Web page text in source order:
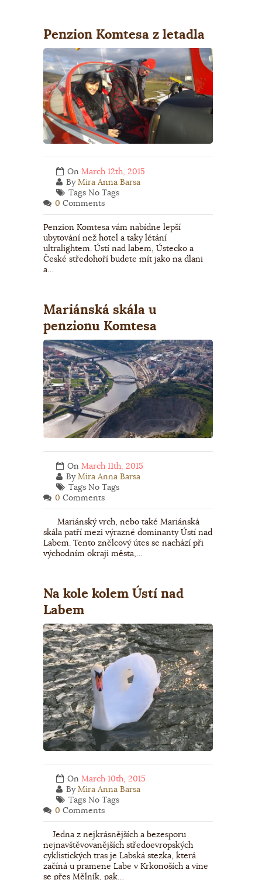
Penzion Komtesa z letadla
On March 12th, 2015
ByMira Anna Barsa
Tags No Tags
0 Comments
Penzion Komtesa vám nabídne lepší
ubytování než hotel a taky létání
ultralightem. Ústí nad labem, Ústecko a
České středohoří budete mít jako na dlani
a…
Mariánská skála u
penzionu Komtesa
On March 11th, 2015
ByMira Anna Barsa
Tags No Tags
0 Comments
Mariánský vrch, nebo také Mariánská
skála patří mezi výrazné dominanty Ústí nad
Labem. Tento znělcový útes se nachází při
východním okraji města,…
Na kole kolem Ústí nad
Labem
On March 10th, 2015
ByMira Anna Barsa
Tags No Tags
0 Comments
Jedna z nejkrásnějších a bezesporu
nejnavštěvovanějších středoevropských
cyklistických tras je Labská stezka, která
začíná u pramene Labe v Krkonoších a vine
se přes Mělník, pak…